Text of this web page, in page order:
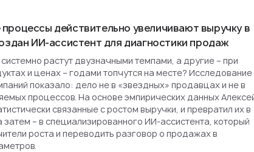
действительно увеличивают выручку в
ИИ-ассистент для диагностики продаж
растут двузначными темпами, а другие – при
и ценах – годами топчутся на месте? Исследование
показало: дело не в «звездных» продавцах и не в
процессов. На основе эмпирических данных
связанные с ростом выручки, и превратил их в
– в специализированного ИИ-ассистента, который
роста и переводить разговор о продажах в